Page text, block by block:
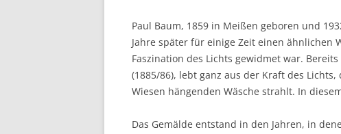
Paul Baum, 1859 in Meißen geboren und
Jahre später für einige Zeit einen ähnlichen
Faszination des Lichts gewidmet war.
(1885/86), lebt ganz aus der Kraft des
Wiesen hängenden Wäsche strahlt. In
Das Gemälde entstand in den Jahren, in